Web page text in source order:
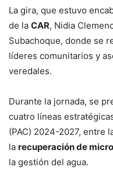
La gira, que estuvo
de la CAR, Nidia
Subachoque, donde se
líderes comunitarios y
veredales.
Durante la jornada, se
cuatro líneas
(PAC) 2024-2027, entre
la recuperación de
la gestión del agua.